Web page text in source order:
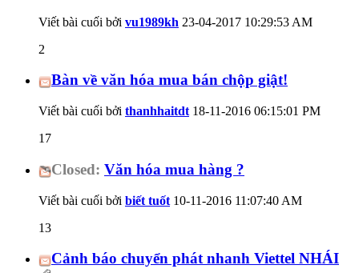
Viết bài cuối bởi vu1989kh 23-04-2017 10:29:53 AM
2
Bàn về văn hóa mua bán chộp giật!
Viết bài cuối bởi thanhhaitdt 18-11-2016 06:15:01 PM
17
Closed: Văn hóa mua hàng ?
Viết bài cuối bởi biết tuốt 10-11-2016 11:07:40 AM
13
Cảnh báo chuyển phát nhanh Viettel NHÁI